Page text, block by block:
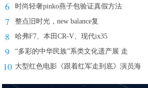
6 时尚轻奢pinko燕子包验证真假方法
7 整点旧时光，new balance复
8 哈弗F7、本田CR-V、现代ix35
9 “多彩的中华民族”系类文化遗产展 走
10 大型红色电影《跟着红军走到底》演员海